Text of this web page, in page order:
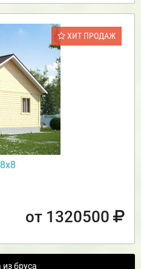
ХИТ ПРОДАЖ
от 1320500
бруса